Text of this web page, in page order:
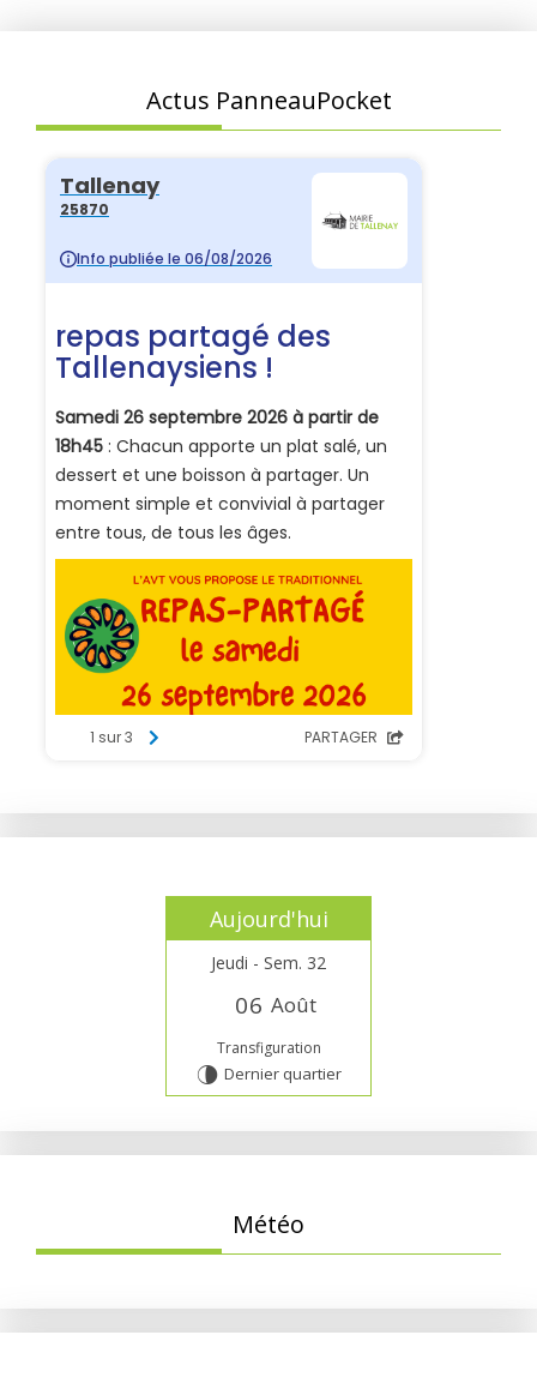
Actus PanneauPocket
Aujourd'hui
Jeudi - Sem. 32
06 Août
Transfiguration
U Dernier quartier
Météo